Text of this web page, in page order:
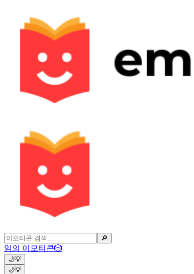
🔎
임의 이모티콘🎲
🌙💡
🌙💡